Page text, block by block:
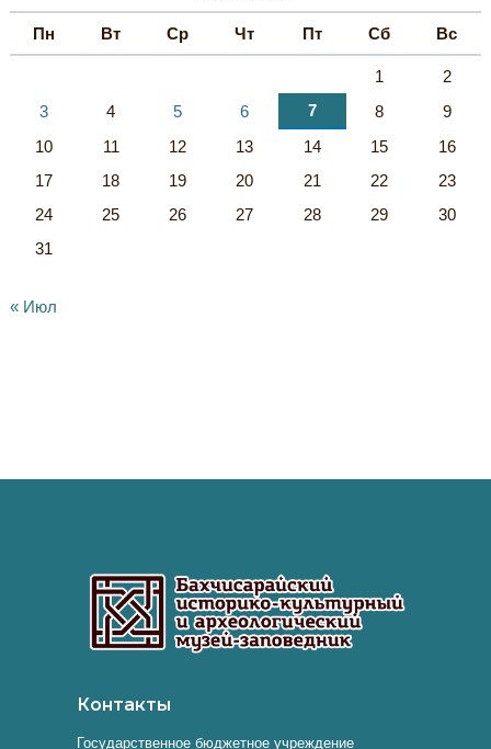
Пн Вт Ср Чт Пт Сб Вс
1
2
3
4 5 6 7 8
9
10
11 12 13 14 15
16
17
18 19 20 21 22
23
24
25 26 27 28 29
30
31
« Июл
Контакты
Государственное бюджетное учреждение